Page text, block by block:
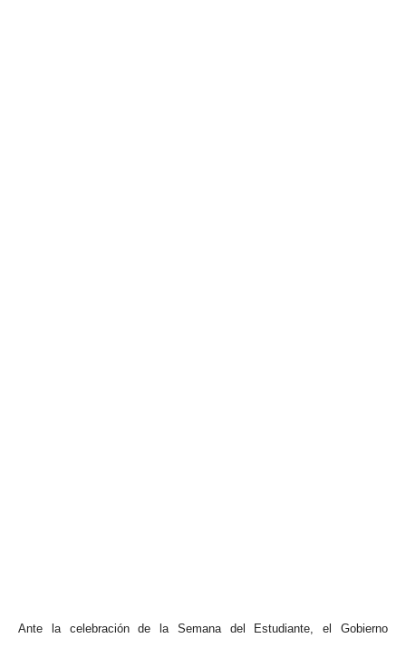
Ante la celebración de la Semana del Estudiante, el Gobierno